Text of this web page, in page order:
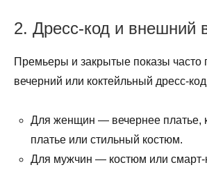
2. Дресс-код и внешний
Премьеры и закрытые показы часто
вечерний или коктейльный дресс-
Для женщин — вечернее платье,
платье или стильный костюм.
Для мужчин — костюм или смарт-